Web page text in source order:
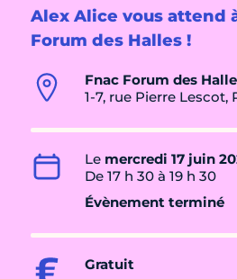
Alex Alice vous attend
Forum des Halles !
Fnac Forum des
1-7, rue Pierre Lescot,
Le mercredi 17 juin
De 17 h 30 à 19 h 30
Évènement terminé
Gratuit